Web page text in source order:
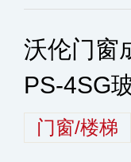
沃伦门窗
PS-4SG
门窗/楼梯